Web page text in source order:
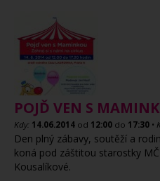
POJĎ VEN S
Kdy: 14.06.2014 od 12:00 do 17:30 •
Den plný zábavy, soutěží a
koná pod záštitou starostky
Kousalíkové.